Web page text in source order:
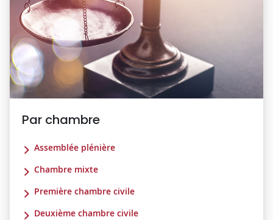
Par chambre
Assemblée plénière
Chambre mixte
Première chambre civile
Deuxième chambre civile